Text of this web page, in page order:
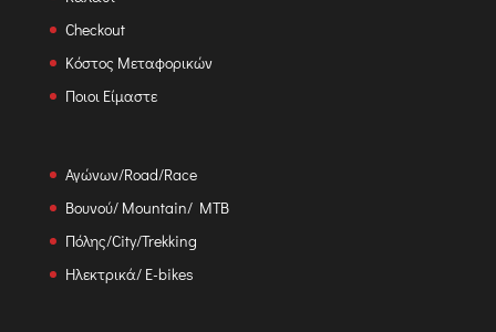
Checkout
Κόστος Μεταφορικών
Ποιοι Είμαστε
Αγώνων/Road/Race
Βουνού/ Mountain/ MTB
Πόλης/City/Trekking
Ηλεκτρικά/ E-bikes